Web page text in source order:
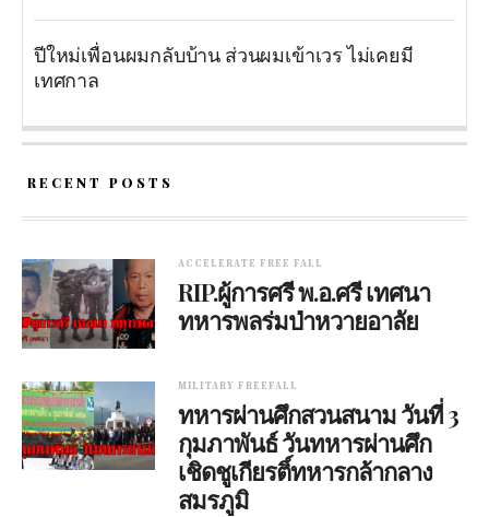
ปีใหม่เพื่อนผมกลับบ้าน ส่วนผมเข้าเวร ไม่เคยมี
เทศกาล
RECENT POSTS
ACCELERATE FREE FALL
RIP.ผู้การศรี พ.อ.ศรี เทศนา
ทหารพลร่มป่าหวายอาลัย
MILITARY FREEFALL
ทหารผ่านศึกสวนสนาม วันที่ 3
กุมภาพันธ์ วันทหารผ่านศึก
เชิดชูเกียรติ์ทหารกล้ากลาง
สมรภูมิ